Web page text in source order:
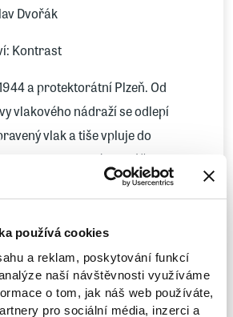
používá cookies
a reklam, poskytování funkcí
naší návštěvnosti využíváme
o tom, jak náš web používáte,
pro sociální média, inzerci a
Dvořák
Kontrast
a protektorátní Plzeň. Od
vlakového nádraží se odlepí
vlak a tiše vpluje do
Jeden zamilovaný truhlář, jeden
ve službách gestapa a
tančí v podniku Tivoli na
Vlasta Burian vystupuje
na sále plzeňského domu Peklo
s lascivním odérem
Více